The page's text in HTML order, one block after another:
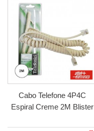
Cabo Telefone 4P4C
Espiral Creme 2M Blister